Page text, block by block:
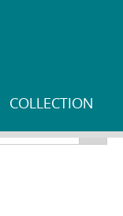
COLLECTION